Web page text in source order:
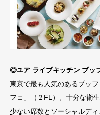
◎ユア ライブキッチン ブッ
東京で最も人気のあるブッ
フェ」（２FL）。十分な衛
少ない席数とソーシャルデ